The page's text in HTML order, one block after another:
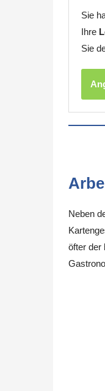
Sie
Ihre
Sie
Neben
öfter der